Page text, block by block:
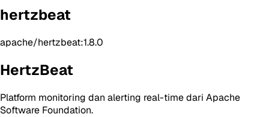
hertzbeat
apache/hertzbeat:1.8.0
HertzBeat
Platform monitoring dan alerting real-time dari Apache
Software Foundation.